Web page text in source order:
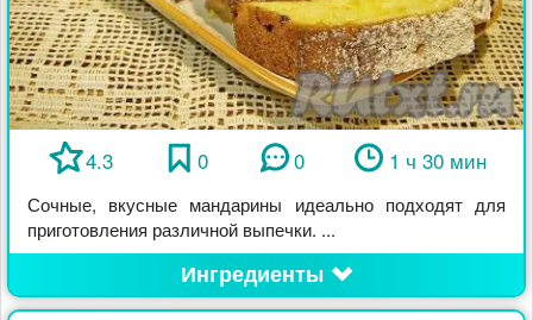
4.3 0 0 1 ч 30 мин
Сочные, вкусные мандарины идеально подходят для
приготовления различной выпечки. ...
Ингредиенты